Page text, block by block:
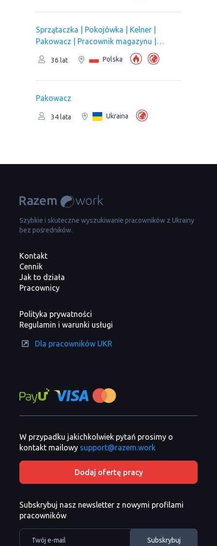
Sprzątaczka | Pokojówka | Kelner |
Pakowacz | Рracownik magazynu |
Pracownik kuchni/Pomoc kuchenna |
Pracownik produkcji | Оperator linii
36 lat Polska
Pakowacz
34 lata Ukraina
Szybkie i skuteczne wyszukiwanie pracowników z Ukrainy
bez pośredników.
Kontakt
Cennik
Jak to działa
Pracownicy
Polityka prywatności
Regulamin i warunki usługi
Dla pracowników UKR
W przypadku jakichkolwiek pytań prosimy o
kontakt mailowy support@razem.work
Dodaj ofertę pracy
Subskrybuj nasz newsletter z nowymi profilami
pracowników